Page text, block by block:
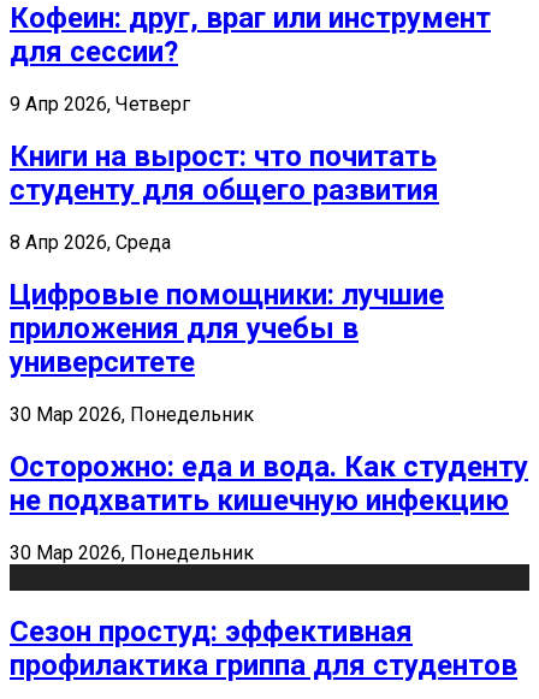
Кофеин: друг, враг или инструмент
для сессии?
9 Апр 2026, Четверг
Книги на вырост: что почитать
студенту для общего развития
8 Апр 2026, Среда
Цифровые помощники: лучшие
приложения для учебы в
университете
30 Мар 2026, Понедельник
Осторожно: еда и вода. Как студенту
не подхватить кишечную инфекцию
30 Мар 2026, Понедельник
Сезон простуд: эффективная
профилактика гриппа для студентов